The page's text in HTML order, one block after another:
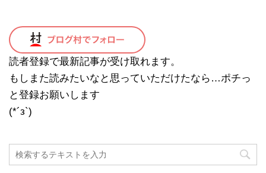
読者登録で最新記事が受け取れます。
もしまた読みたいなと思っていただけたなら…ポチっ
と登録お願いします
(*´з`)